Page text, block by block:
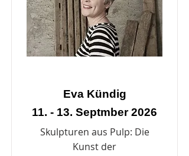
Eva Kündig
11. - 13. Septmber 2026
Skulpturen aus Pulp: Die
Kunst der